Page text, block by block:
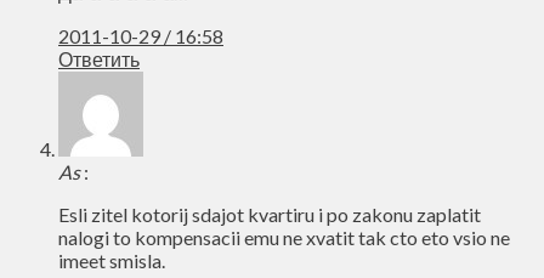
2011-10-29 / 16:58
Ответить
As :
Esli zitel kotorij sdajot kvartiru i po zakonu zaplatit
nalogi to kompensacii emu ne xvatit tak cto eto vsio ne
imeet smisla.